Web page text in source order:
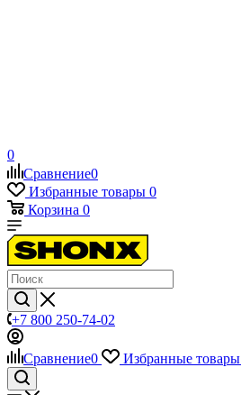
0
Сравнение0
Избранные товары 0
Корзина 0
+7 800 250-74-02
Сравнение0 Избранные товары